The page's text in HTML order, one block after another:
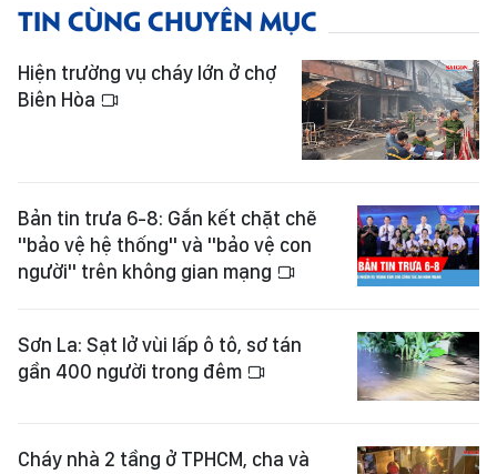
TIN CÙNG CHUYÊN MỤC
Hiện trường vụ cháy lớn ở chợ
Biên Hòa
Bản tin trưa 6-8: Gắn kết chặt chẽ
"bảo vệ hệ thống" và "bảo vệ con
người" trên không gian mạng
Sơn La: Sạt lở vùi lấp ô tô, sơ tán
gần 400 người trong đêm
Cháy nhà 2 tầng ở TPHCM, cha và